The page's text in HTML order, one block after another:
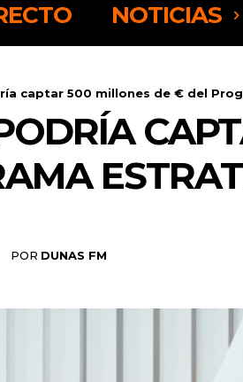
NOTICIAS
captar 500 millones de € del
POR DUNAS FM